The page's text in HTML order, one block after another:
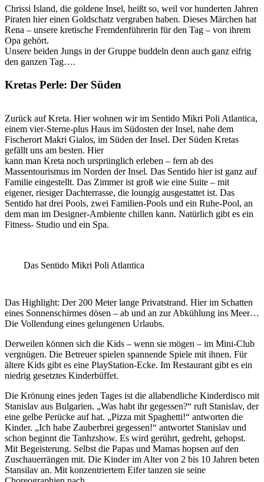
Chrissi Island, die goldene Insel, heißt so, weil vor hunderten Jahren
Piraten hier einen Goldschatz vergraben haben. Dieses Märchen hat
Rena – unsere kretische Fremdenführerin für den Tag – von ihrem
Opa gehört.
Unsere beiden Jungs in der Gruppe buddeln denn auch ganz eifrig
den ganzen Tag….
Kretas Perle: Der Süden
Zurück auf Kreta. Hier wohnen wir im Sentido Mikri Poli Atlantica,
einem vier-Sterne-plus Haus im Südosten der Insel, nahe dem
Fischerort Makri Gialos, im Süden der Insel. Der Süden Kretas
gefällt uns am besten. Hier
kann man Kreta noch ursprünglich erleben – fern ab des
Massentourismus im Norden der Insel. Das Sentido hier ist ganz auf
Familie eingestellt. Das Zimmer ist groß wie eine Suite – mit
eigener, riesiger Dachterrasse, die loungig ausgestattet ist. Das
Sentido hat drei Pools, zwei Familien-Pools und ein Ruhe-Pool, an
dem man im Designer-Ambiente chillen kann. Natürlich gibt es ein
Fitness- Studio und ein Spa.
Das Sentido Mikri Poli Atlantica
Das Highlight: Der 200 Meter lange Privatstrand. Hier im Schatten
eines Sonnenschirmes dösen – ab und an zur Abkühlung ins Meer…
Die Vollendung eines gelungenen Urlaubs.
Derweilen können sich die Kids – wenn sie mögen – im Mini-Club
vergnügen. Die Betreuer spielen spannende Spiele mit ihnen. Für
ältere Kids gibt es eine PlayStation-Ecke. Im Restaurant gibt es ein
niedrig gesetztes Kinderbüffet.
Die Krönung eines jeden Tages ist die allabendliche Kinderdisco mit
Stanislav aus Bulgarien. „Was habt ihr gegessen?“ ruft Stanislav, der
eine gelbe Perücke auf hat. „Pizza mit Spaghetti!“ antworten die
Kinder. „Ich habe Zauberbrei gegessen!“ antwortet Stanislav und
schon beginnt die Tanhzshow. Es wird gerührt, gedreht, gehopst.
Mit Begeisterung. Selbst die Papas und Mamas hopsen auf den
Zuschauerrängen mit. Die Kinder im Alter von 2 bis 10 Jahren beten
Stansilav an. Mit konzentriertem Eifer tanzen sie seine